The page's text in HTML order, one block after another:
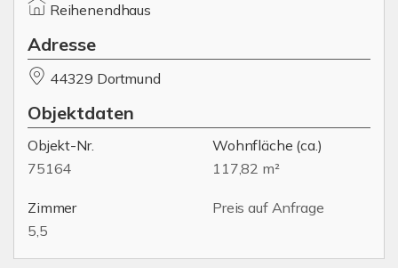
Reihenendhaus
Adresse
44329 Dortmund
Objektdaten
Objekt-Nr.
75164
Wohnfläche (ca.)
117,82 m²
Zimmer
5,5
Preis auf Anfrage